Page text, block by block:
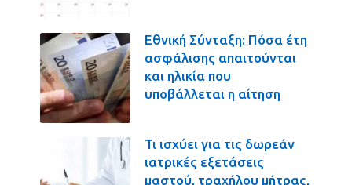
Εθνική Σύνταξη: Πόσα έτη
ασφάλισης απαιτούνται
και ηλικία που
υποβάλλεται η αίτηση
Τι ισχύει για τις δωρεάν
ιατρικές εξετάσεις
μαστού, τραχήλου μήτρας,